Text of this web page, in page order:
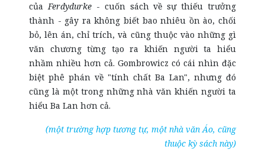
củaFerdydurke - cuốn sách về sự thiếu trưởng
thành - gây ra không biết bao nhiêu ồn ào, chối
bỏ, lên án, chỉ trích, và cũng thuộc vào những gì
văn chương từng tạo ra khiến người ta hiểu
nhầm nhiều hơn cả. Gombrowicz có cái nhìn đặc
biệt phê phán về "tính chất Ba Lan", nhưng đó
cũng là một trong những nhà văn khiến người ta
hiểu Ba Lan hơn cả.
(một trường hợp tương tự, một nhà văn Áo, cũng
thuộc kỳ sách này)